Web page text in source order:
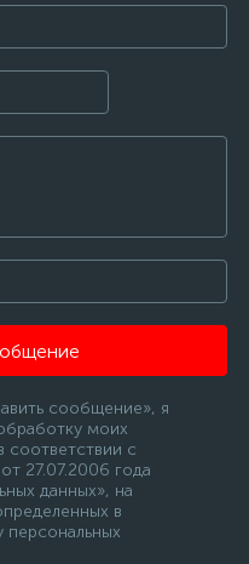
сообщение», я
моих
соответствии с
27.07.2006 года
данных», на
в
персональных